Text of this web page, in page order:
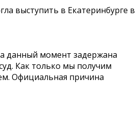
выступить в Екатеринбурге в
данный момент задержана
Как только мы получим
Официальная причина